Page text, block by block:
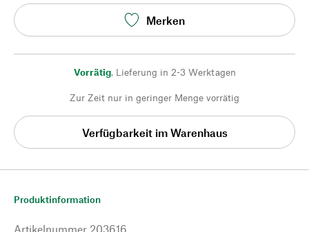
Merken
Vorrätig, Lieferung in 2-3 Werktagen
Zur Zeit nur in geringer Menge vorrätig
Verfügbarkeit im Warenhaus
Produktinformation
Artikelnummer 203616